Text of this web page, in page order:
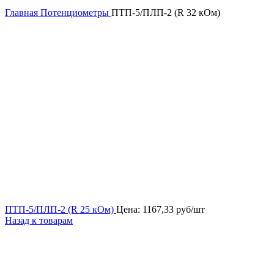
Главная Потенциометры ПТП-5/ПЛП-2 (R 32 кОм)
ПТП-5/ПЛП-2 (R 25 кОм) Цена: 1167,33 руб/шт
Назад к товарам